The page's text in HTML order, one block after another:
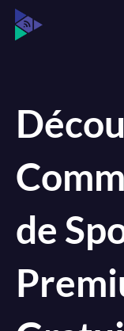
Skip
de